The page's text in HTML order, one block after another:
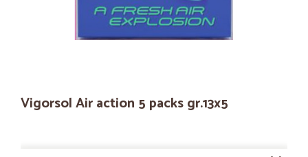
Vigorsol Air action 5 packs gr.13x5